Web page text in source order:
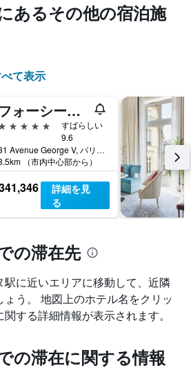
あるその他の宿泊施
て表示
フォーシーズンズ ホテル ジョルジュサンク パリ
つ星
すばらしい
9.6
31 Avenue George V, パリ, フランス
（市内中心部から）
詳細を見
る
の滞在先
に近いエリアに移動して、近隣
う。 地図上のホテル名をクリッ
する詳細情報が表示されます。
の滞在に関する情報